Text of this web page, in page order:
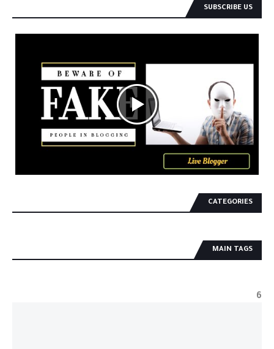
SUBSCRIBE US
CATEGORIES
MAIN TAGS
6